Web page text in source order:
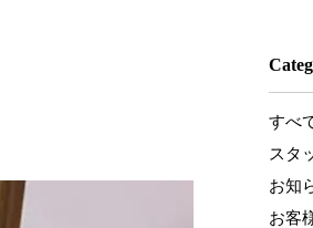
すべ
スタ
お知
お客